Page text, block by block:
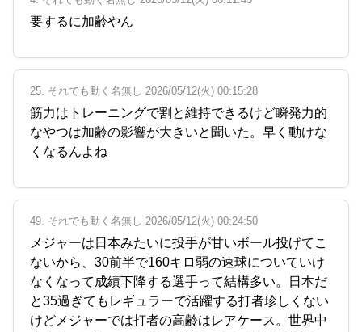
要するに加齢やん
25. それでも動く名無し 2026/05/12(火) 00:15:28
筋力はトレーニングで割と維持できるけど瞬発力的
なやつは加齢の影響が大きいと聞いた。早く動けな
くなるんよね
49. それでも動く名無し 2026/05/12(火) 00:24:50
メジャーは日本みたいに投手が甘いボール投げてこ
ないから、30前半で160キロ弱の速球についていけ
なくなって成績下降する選手って結構多い。日本だ
と35過ぎてもレギュラーで活躍する打者珍しくない
けどメジャーでは打者の高齢はレアケース。世界中